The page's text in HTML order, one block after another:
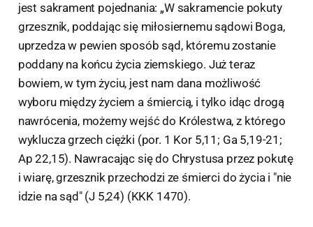
jest sakrament pojednania: „W sakramencie pokuty
grzesznik, poddając się miłosiernemu sądowi Boga,
uprzedza w pewien sposób sąd, któremu zostanie
poddany na końcu życia ziemskiego. Już teraz
bowiem, w tym życiu, jest nam dana możliwość
wyboru między życiem a śmiercią, i tylko idąc drogą
nawrócenia, możemy wejść do Królestwa, z którego
wyklucza grzech ciężki (por. 1 Kor 5,11; Ga 5,19-21;
Ap 22,15). Nawracając się do Chrystusa przez pokutę
i wiarę, grzesznik przechodzi ze śmierci do życia i "nie
idzie na sąd" (J 5,24) (KKK 1470).